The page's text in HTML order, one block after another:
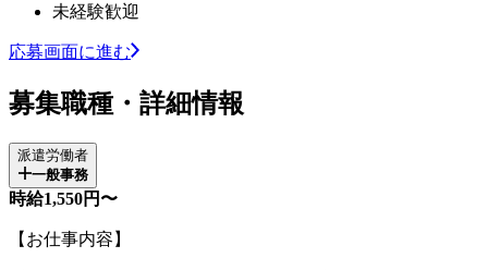
未経験歓迎
応募画面に進む
募集職種・詳細情報
派遣労働者
一般事務
時給1,550円〜
【お仕事内容】